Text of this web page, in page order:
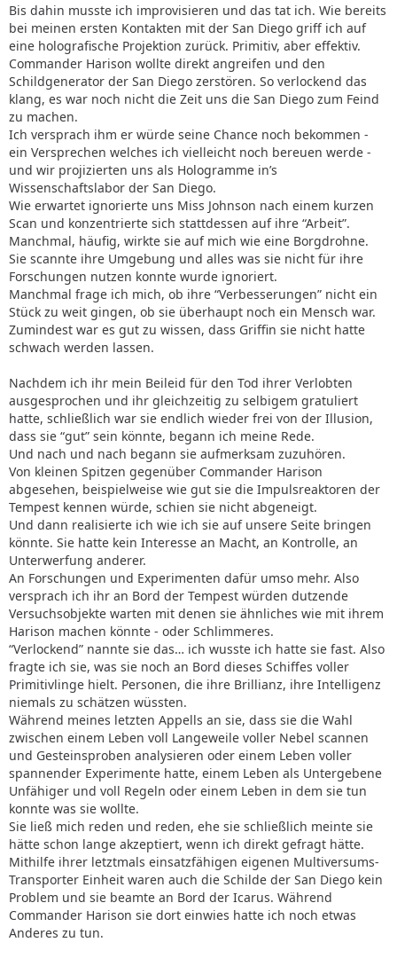
Bis dahin musste ich improvisieren und das tat ich. Wie bereits
bei meinen ersten Kontakten mit der San Diego griff ich auf
eine holografische Projektion zurück. Primitiv, aber effektiv.
Commander Harison wollte direkt angreifen und den
Schildgenerator der San Diego zerstören. So verlockend das
klang, es war noch nicht die Zeit uns die San Diego zum Feind
zu machen.
Ich versprach ihm er würde seine Chance noch bekommen -
ein Versprechen welches ich vielleicht noch bereuen werde -
und wir projizierten uns als Hologramme in’s
Wissenschaftslabor der San Diego.
Wie erwartet ignorierte uns Miss Johnson nach einem kurzen
Scan und konzentrierte sich stattdessen auf ihre “Arbeit”.
Manchmal, häufig, wirkte sie auf mich wie eine Borgdrohne.
Sie scannte ihre Umgebung und alles was sie nicht für ihre
Forschungen nutzen konnte wurde ignoriert.
Manchmal frage ich mich, ob ihre “Verbesserungen” nicht ein
Stück zu weit gingen, ob sie überhaupt noch ein Mensch war.
Zumindest war es gut zu wissen, dass Griffin sie nicht hatte
schwach werden lassen.
Nachdem ich ihr mein Beileid für den Tod ihrer Verlobten
ausgesprochen und ihr gleichzeitig zu selbigem gratuliert
hatte, schließlich war sie endlich wieder frei von der Illusion,
dass sie “gut” sein könnte, begann ich meine Rede.
Und nach und nach begann sie aufmerksam zuzuhören.
Von kleinen Spitzen gegenüber Commander Harison
abgesehen, beispielweise wie gut sie die Impulsreaktoren der
Tempest kennen würde, schien sie nicht abgeneigt.
Und dann realisierte ich wie ich sie auf unsere Seite bringen
könnte. Sie hatte kein Interesse an Macht, an Kontrolle, an
Unterwerfung anderer.
An Forschungen und Experimenten dafür umso mehr. Also
versprach ich ihr an Bord der Tempest würden dutzende
Versuchsobjekte warten mit denen sie ähnliches wie mit ihrem
Harison machen könnte - oder Schlimmeres.
“Verlockend” nannte sie das… ich wusste ich hatte sie fast. Also
fragte ich sie, was sie noch an Bord dieses Schiffes voller
Primitivlinge hielt. Personen, die ihre Brillianz, ihre Intelligenz
niemals zu schätzen wüssten.
Während meines letzten Appells an sie, dass sie die Wahl
zwischen einem Leben voll Langeweile voller Nebel scannen
und Gesteinsproben analysieren oder einem Leben voller
spannender Experimente hatte, einem Leben als Untergebene
Unfähiger und voll Regeln oder einem Leben in dem sie tun
konnte was sie wollte.
Sie ließ mich reden und reden, ehe sie schließlich meinte sie
hätte schon lange akzeptiert, wenn ich direkt gefragt hätte.
Mithilfe ihrer letztmals einsatzfähigen eigenen Multiversums-
Transporter Einheit waren auch die Schilde der San Diego kein
Problem und sie beamte an Bord der Icarus. Während
Commander Harison sie dort einwies hatte ich noch etwas
Anderes zu tun.